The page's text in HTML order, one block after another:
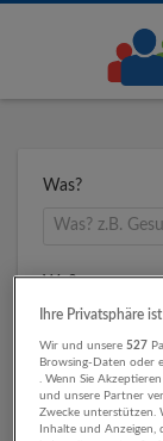
Was?
Wo?
Umkreis
Ihre Privatsphäre
Wir und unsere527
Browsing-Daten oder
. Wenn Sie
und unsere Partner
Zwecke unterstützen.
Inhalte und Anzeigen,